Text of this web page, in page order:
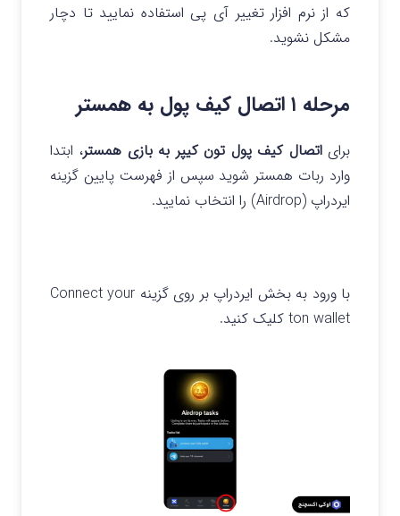
که از نرم افزار تغییر آی پی استفاده نمایید تا دچار
مشکل نشوید.
مرحله ۱ اتصال کیف پول به همستر
برایاتصال کیف پول تون کیپر به بازی همستر، ابتدا
وارد ربات همستر شوید سپس از فهرست پایین گزینه
ایردراپ (Airdrop) را انتخاب نمایید.
با ورود به بخش ایردراپ بر روی گزینه Connect your
ton wallet کلیک کنید.